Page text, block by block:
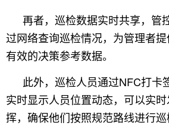
再者，巡检数据实时共享，管
过网络查询巡检情况，为管理者提
有效的决策参考数据。
此外，巡检人员通过NFC打卡
实时显示人员位置动态，可以实
挥，确保他们按照规范路线进行巡